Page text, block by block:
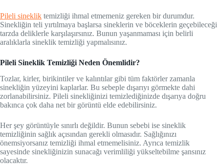
Pileli sineklik temizliği ihmal etmemeniz gereken bir durumdur.
Sinekliğin teli yırtılmaya başlarsa sineklerin ve böceklerin geçebileceği
tarzda deliklerle karşılaşırsınız. Bunun yaşanmaması için belirli
aralıklarla sineklik temizliği yapmalısınız.
Pileli Sineklik Temizliği Neden Önemlidir?
Tozlar, kirler, birikintiler ve kalıntılar gibi tüm faktörler zamanla
sinekliğin yüzeyini kaplarlar. Bu sebeple dışarıyı görmekte dahi
zorlanabilirsiniz. Pileli sinekliğinizi temizlediğinizde dışarıya doğru
bakınca çok daha net bir görüntü elde edebilirsiniz.
Her şey görüntüyle sınırlı değildir. Bunun sebebi ise sineklik
temizliğinin sağlık açısından gerekli olmasıdır. Sağlığınızı
önemsiyorsanız temizliği ihmal etmemelisiniz. Ayrıca temizlik
sayesinde sinekliğinizin sunacağı verimliliği yükseltebilme şansınız
olacaktır.